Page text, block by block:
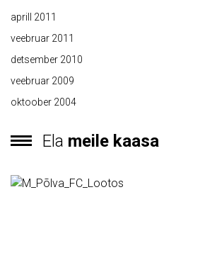
aprill 2011
veebruar 2011
detsember 2010
veebruar 2009
oktoober 2004
Ela meile kaasa